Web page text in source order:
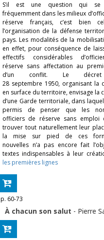
S’il est une question qui se
fréquemment dans les milieux
réserve français, c’est bien
l’organisation de la défense
pays. Les modalités de la
en effet, pour conséquence de
effectifs considérables
réserve sans affectation au
d’un conflit. Le
28 septembre 1950, organisant la
en surface du territoire, envisage la
d’une Garde territoriale, dans
permis de penser que les
officiers de réserve sans emploi
trouver tout naturellement leur
la mise sur pied de ces
nouvelles n’a pas encore fait
textes indispensables à leur
les premières lignes
p. 60-73
À chacun son salut - Pierre